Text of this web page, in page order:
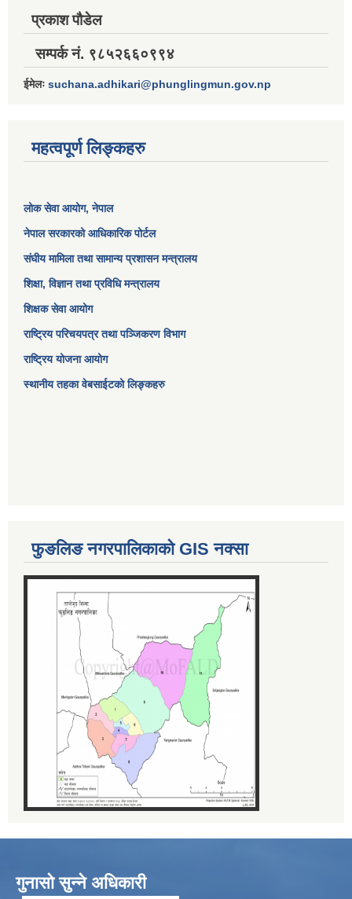
प्रकाश पौडेल
सम्पर्क नं. ९८५२६६०९९४
ईमेलः suchana.adhikari@phunglingmun.gov.np
महत्वपूर्ण लिङ्कहरु
लोक सेवा आयोग, नेपाल
नेपाल सरकारको आधिकारिक पोर्टल
संघीय मामिला तथा सामान्य प्रशासन मन्त्रालय
शिक्षा, विज्ञान तथा प्रविधि मन्त्रालय
शिक्षक सेवा आयोग
राष्ट्रिय परिचयपत्र तथा पञ्जिकरण विभाग
राष्ट्रिय योजना आयोग
स्थानीय तहका वेबसाईटको लिङ्कहरु
फुङलिङ नगरपालिकाको GIS नक्सा
गुनासो सुन्ने अधिकारी